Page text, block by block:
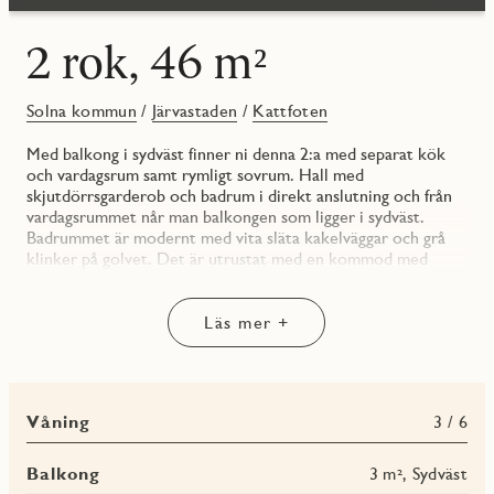
2 rok, 46 m²
Solna kommun / Järvastaden / Kattfoten
Med balkong i sydväst finner ni denna 2:a med separat kök
och vardagsrum samt rymligt sovrum. Hall med
skjutdörrsgarderob och badrum i direkt anslutning och från
vardagsrummet når man balkongen som ligger i sydväst.
Badrummet är modernt med vita släta kakelväggar och grå
klinker på golvet. Det är utrustat med en kommod med
från Electrolux, väggfasta skåp för förvaring, wc, dusch med
glasväggar och torkställning monterad på väggen. Köket är
modernt utrustat med vita släta köksluckor och med god
Energieffektiv inbyggnadsugn, induktionshäll och
helintegrerad diskmaskin, allt noga utvalt för en lyckad dag i
köket. I sovrummet finns flera garderober och bra plats för
en dubbelsäng och mindre möblering.
Läs mer +
Våning 3 / 6
Balkong 3 m², Sydväst